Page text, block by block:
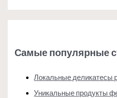
Самые популярные
Локальные деликатесы
Уникальные продукты